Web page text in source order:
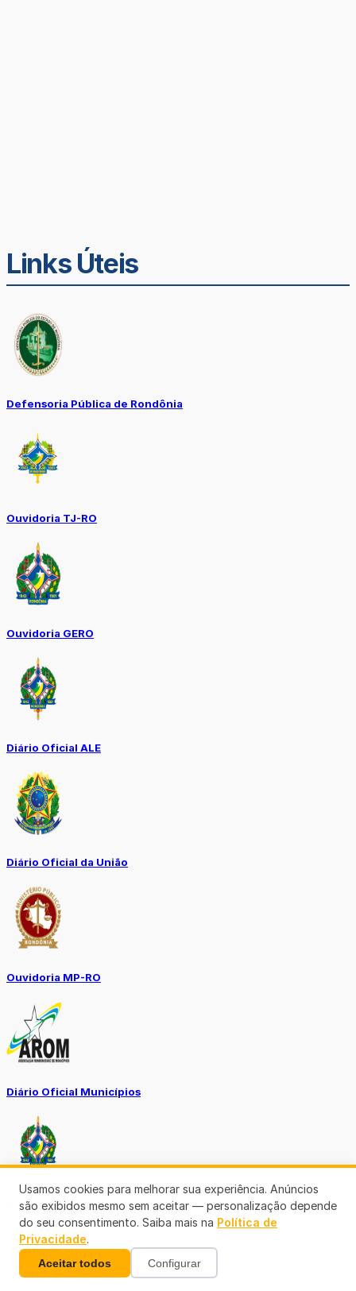
Links Úteis
Defensoria Pública de Rondônia
Ouvidoria TJ-RO
Ouvidoria GERO
Diário Oficial ALE
Diário Oficial da União
Ouvidoria MP-RO
Diário Oficial Municípios
Diario Oficial Justiça
Usamos cookies para melhorar sua experiência. Anúncios
são exibidos mesmo sem aceitar — personalização depende
do seu consentimento. Saiba mais na Política de
Privacidade.
Aceitar todos Configurar